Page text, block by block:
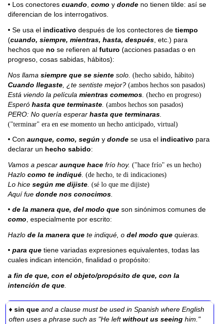
• Los conectorescuando ,como ydonde no tienen tilde: así se
diferencian de los interrogativos.
• Se usa el indicativo después de los contectores detiempo
(cuando, siempre, mientras, hasta, después , etc.) para
hechos que no se refieren alfuturo (acciones pasadas o en
progreso, cosas sabidas, hábitos):
Nos llamasiempre que se siente solo. (hecho sabido, hábito)
Cuando llegaste , ¿te sentiste mejor? (ambos hechos son pasados)
Está viendo la películamientras comemos .(hecho en progreso)
Esperóhasta que terminaste (ambos hechos son pasados)
PERO: No quería esperarhasta que terminaras
("terminar" era en ese momento un hecho anticipado, virtual)
• Conaunque, como, según ydonde se usa el indicativo para
declarar un hecho sabido:
Vamos a pescaraunque hacefrío hoy. ("hace frío" es un hecho)
Hazlocomo te indiqué .(de hecho, te di indicaciones)
Lo hicesegún me dijiste .(sé lo que me dijiste)
Aquí fuedonde nos conocimos
•de la manera que, del modo que son sinónimos comunes de
como , especialmente por escrito:
Hazlode la manera que te indiqué, odel modo que quieras.
•para que tiene variadas expresiones equivalentes, todas las
cuales indican intención, finalidad o propósito:
a fin de que, con el objeto/propósito de que, con la
intención de que
♦sin que and a clause must be used in Spanish where English
often uses a phrase such as "He leftwithout us seeinghim."